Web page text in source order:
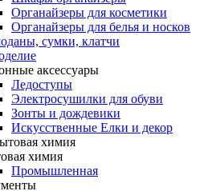
Органайзеры для косметики
Органайзеры для белья и носков
сумки, клатчи
аксессуары
Ледоступы
Электросушилки для обуви
Зонты и дождевики
Искусственные Елки и декор
химия
Промышленная